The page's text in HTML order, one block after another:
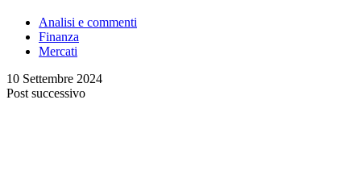
Analisi e commenti
Finanza
Mercati
10 Settembre 2024
Post successivo